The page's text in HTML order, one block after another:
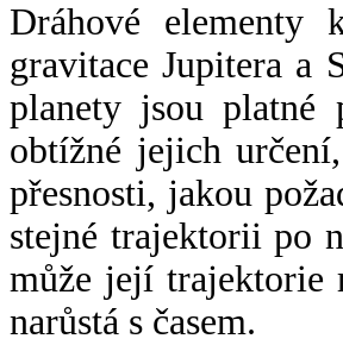
Dráhové elementy
gravitace Jupitera a
planety jsou platné
obtížné jejich
přesnosti, jakou
stejné trajektorii po
může její trajektorie
narůstá s časem.